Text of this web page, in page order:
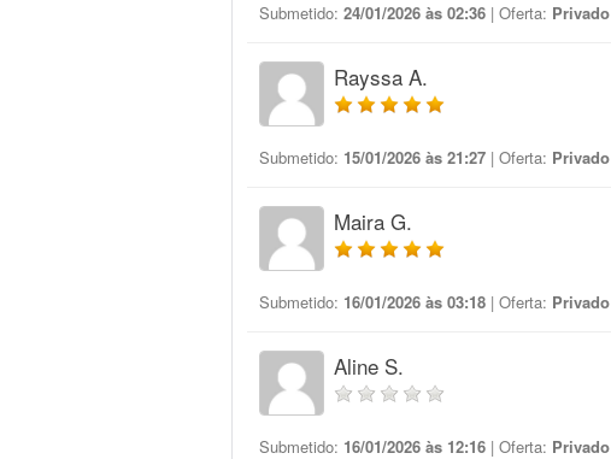
Submetido: 24/01/2026 às 02:36 | Oferta: Privado
Rayssa A.
Submetido: 15/01/2026 às 21:27 | Oferta: Privado
Maira G.
Submetido: 16/01/2026 às 03:18 | Oferta: Privado
Aline S.
Submetido: 16/01/2026 às 12:16 | Oferta: Privado